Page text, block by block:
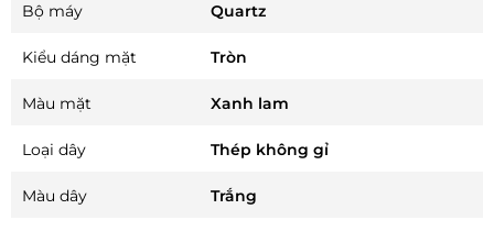
Bộ máy Quartz
Kiểu dáng mặt Tròn
Màu mặt Xanh lam
Loại dây Thép không gỉ
Màu dây Trắng